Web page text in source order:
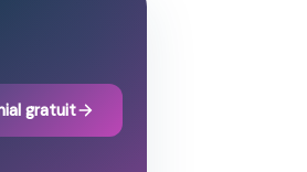
gratuit